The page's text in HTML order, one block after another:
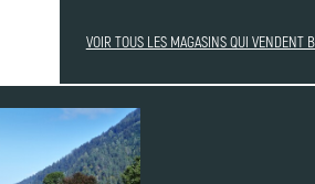
VOIR TOUS LES MAGASINS QUI VENDENT